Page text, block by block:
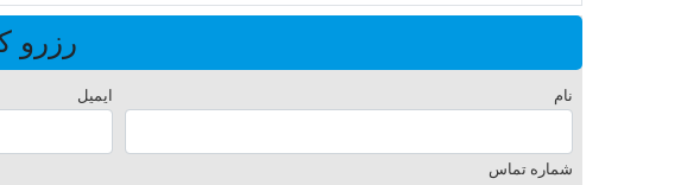
رزرو
نام ایمیل
شماره تماس